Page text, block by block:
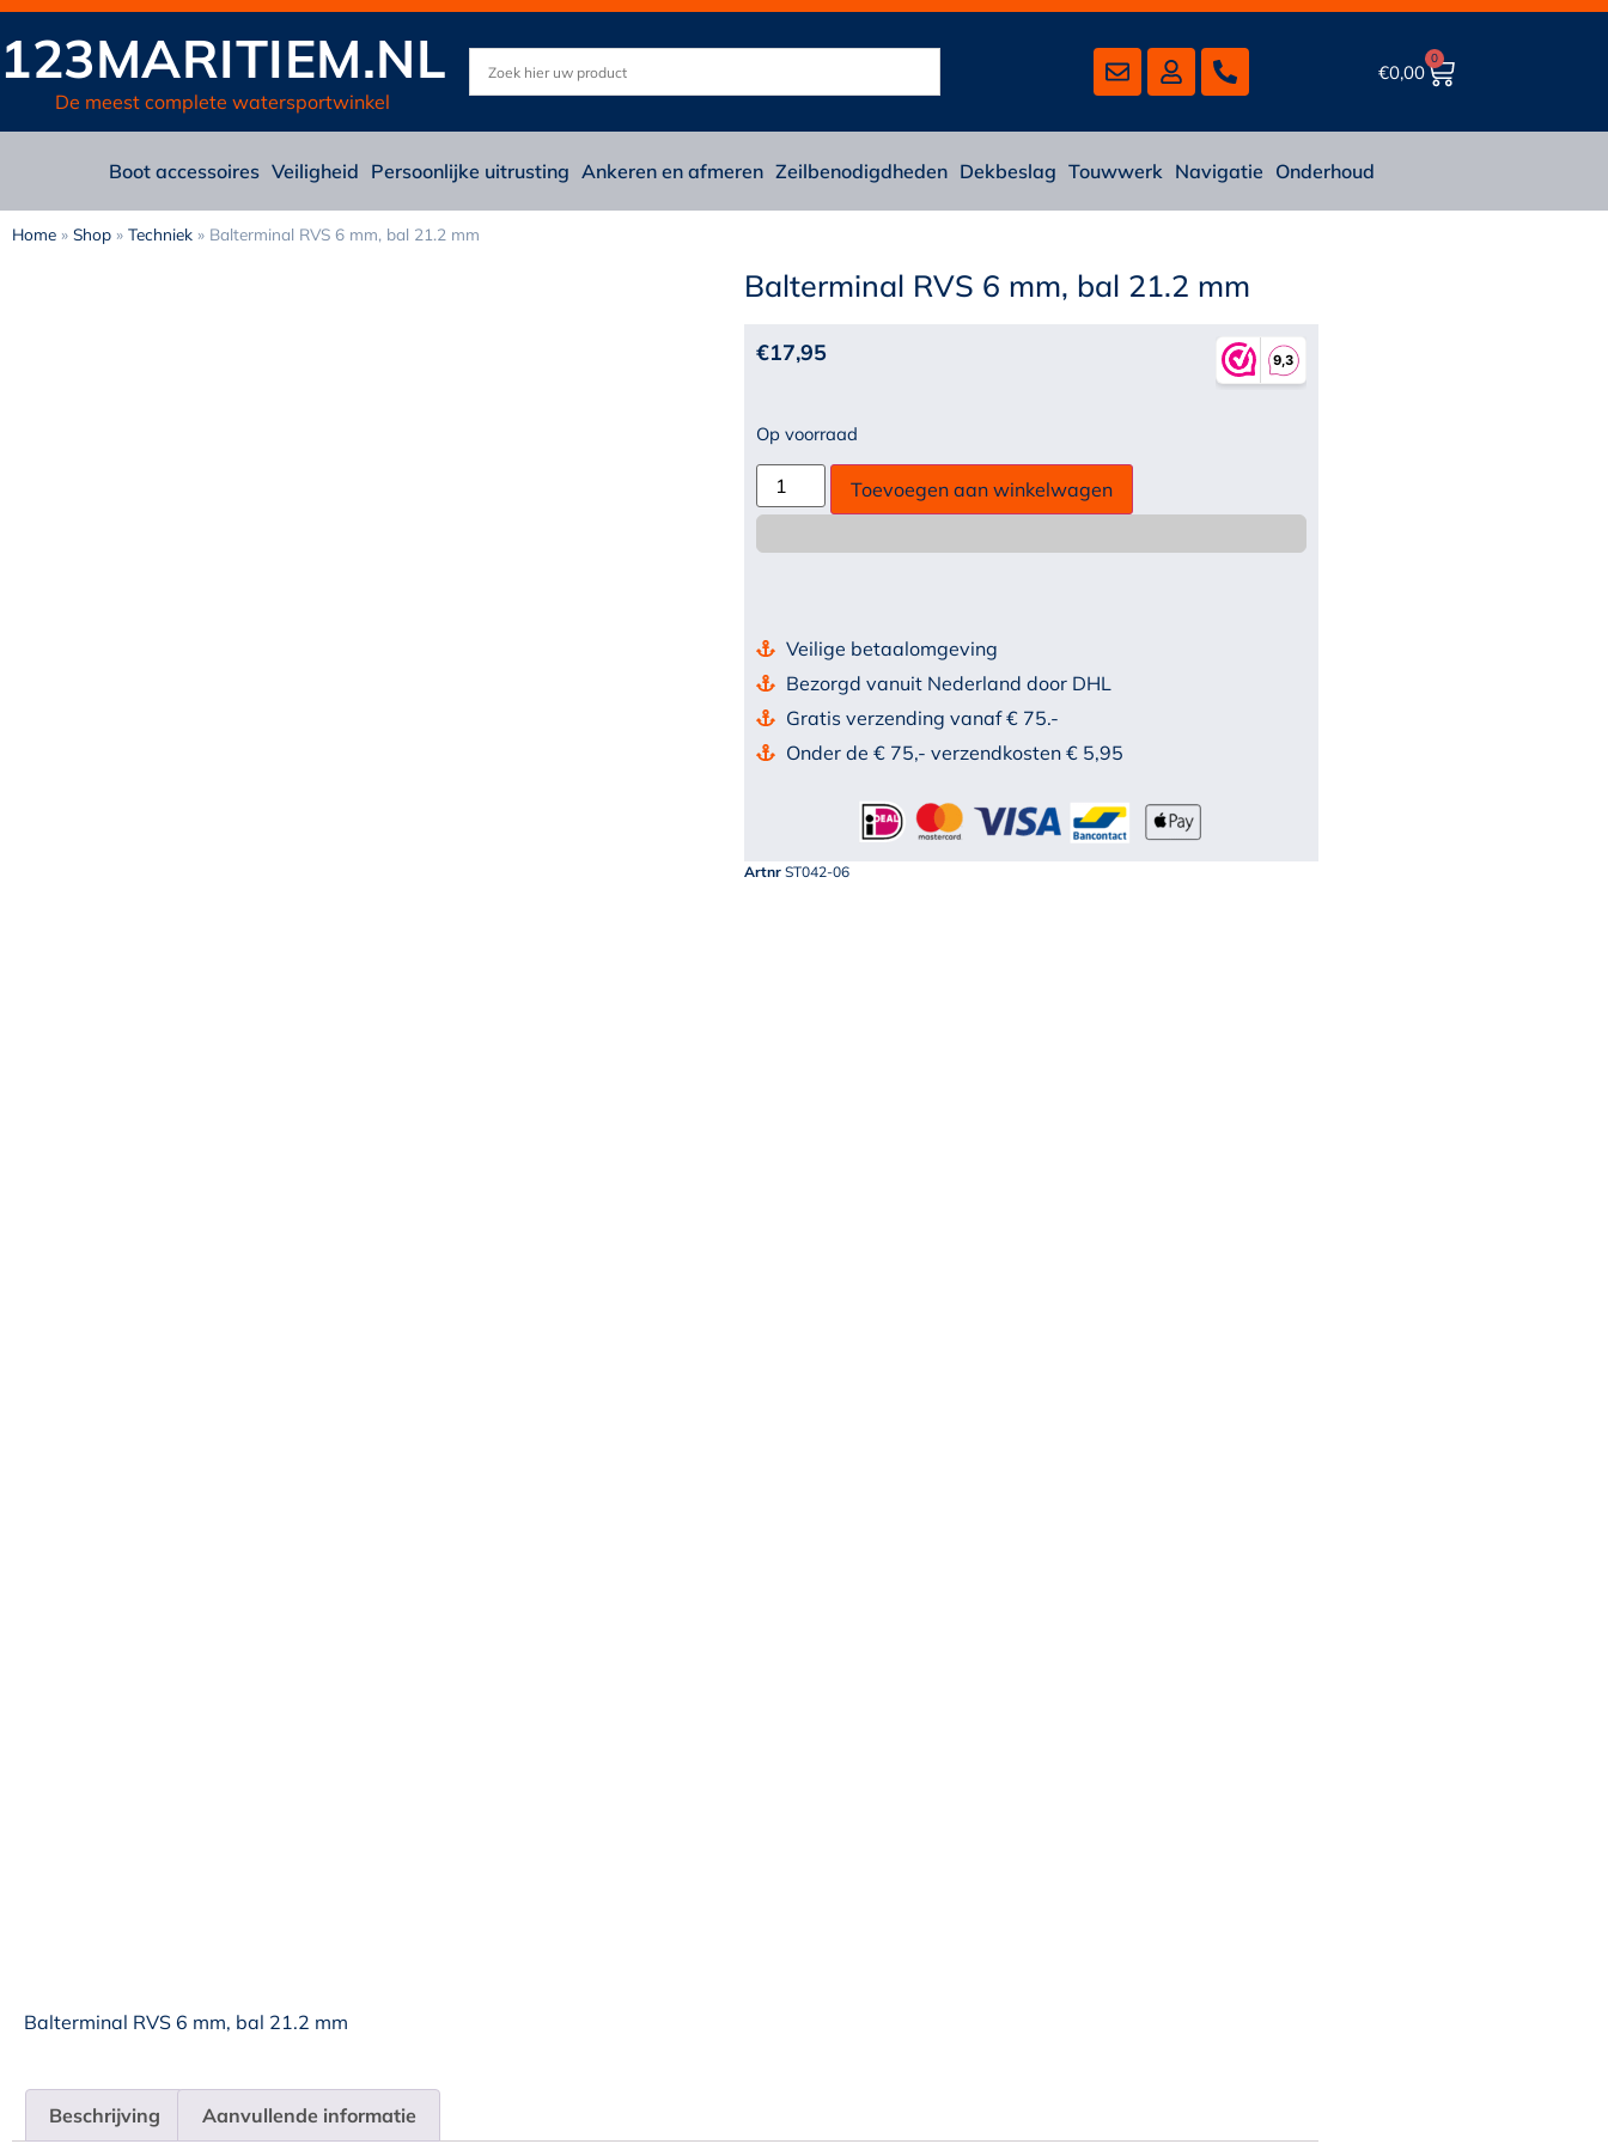
123MARITIEM.NL
De meest complete watersportwinkel
€0,00
0
Boot accessoires Veiligheid Persoonlijke uitrusting Ankeren en afmeren Zeilbenodigdheden Dekbeslag Touwwerk Navigatie Onderhoud
Home » Shop » Techniek » Balterminal RVS 6 mm, bal 21.2 mm
Balterminal RVS 6 mm, bal 21.2 mm
Balterminal RVS 6 mm, bal 21.2 mm
€17,95
Op voorraad
Toevoegen aan winkelwagen
Veilige betaalomgeving
Bezorgd vanuit Nederland door DHL
Gratis verzending vanaf € 75.-
Onder de € 75,- verzendkosten € 5,95
Artnr ST042-06
Beschrijving Aanvullende informatie